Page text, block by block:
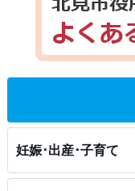
妊娠･出産･子育て